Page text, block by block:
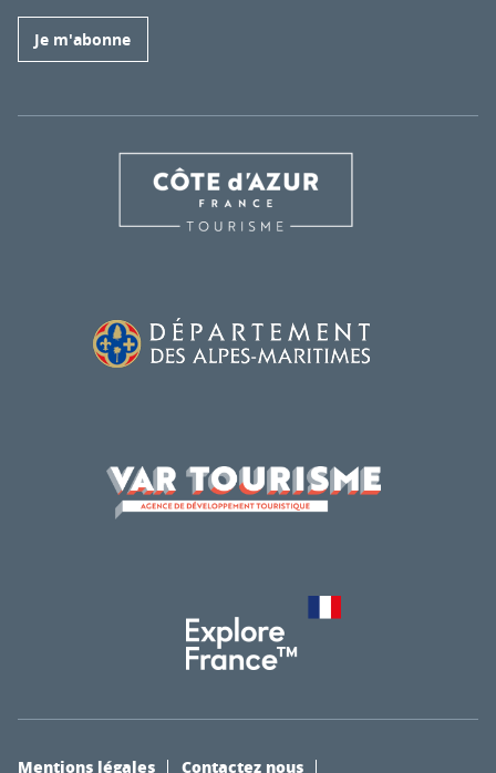
Je m'abonne
Mentions légales Contactez nous